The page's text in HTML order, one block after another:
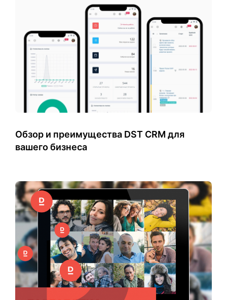
Обзор и преимущества DST CRM для
вашего бизнеса